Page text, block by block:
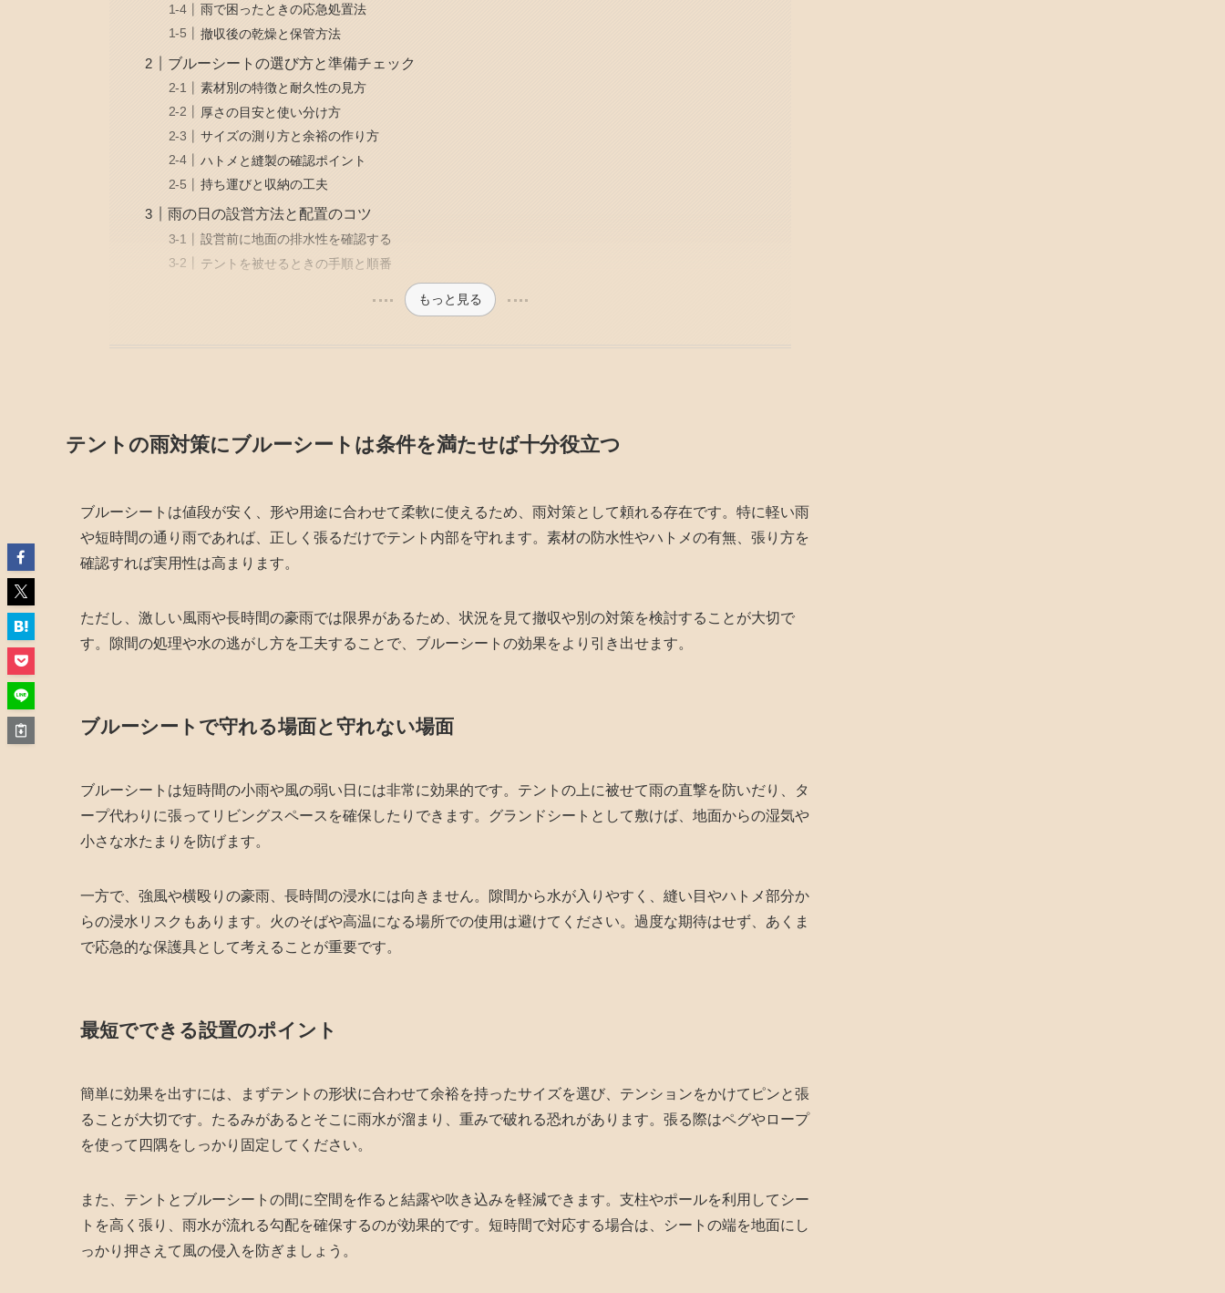
雨で困ったときの応急処置法
撤収後の乾燥と保管方法
ブルーシートの選び方と準備チェック
素材別の特徴と耐久性の見方
厚さの目安と使い分け方
サイズの測り方と余裕の作り方
ハトメと縫製の確認ポイント
持ち運びと収納の工夫
雨の日の設営方法と配置のコツ
設営前に地面の排水性を確認する
テントを被せるときの手順と順番
もっと見る
テントの雨対策にブルーシートは条件を満たせば十分役立つ
ブルーシートは値段が安く、形や用途に合わせて柔軟に使えるため、雨対策として頼れる存在です。特に軽い雨
や短時間の通り雨であれば、正しく張るだけでテント内部を守れます。素材の防水性やハトメの有無、張り方を
確認すれば実用性は高まります。
ただし、激しい風雨や長時間の豪雨では限界があるため、状況を見て撤収や別の対策を検討することが大切で
す。隙間の処理や水の逃がし方を工夫することで、ブルーシートの効果をより引き出せます。
ブルーシートで守れる場面と守れない場面
ブルーシートは短時間の小雨や風の弱い日には非常に効果的です。テントの上に被せて雨の直撃を防いだり、タ
ープ代わりに張ってリビングスペースを確保したりできます。グランドシートとして敷けば、地面からの湿気や
小さな水たまりを防げます。
一方で、強風や横殴りの豪雨、長時間の浸水には向きません。隙間から水が入りやすく、縫い目やハトメ部分か
らの浸水リスクもあります。火のそばや高温になる場所での使用は避けてください。過度な期待はせず、あくま
で応急的な保護具として考えることが重要です。
最短でできる設置のポイント
簡単に効果を出すには、まずテントの形状に合わせて余裕を持ったサイズを選び、テンションをかけてピンと張
ることが大切です。たるみがあるとそこに雨水が溜まり、重みで破れる恐れがあります。張る際はペグやロープ
を使って四隅をしっかり固定してください。
また、テントとブルーシートの間に空間を作ると結露や吹き込みを軽減できます。支柱やポールを利用してシー
トを高く張り、雨水が流れる勾配を確保するのが効果的です。短時間で対応する場合は、シートの端を地面にし
っかり押さえて風の侵入を防ぎましょう。